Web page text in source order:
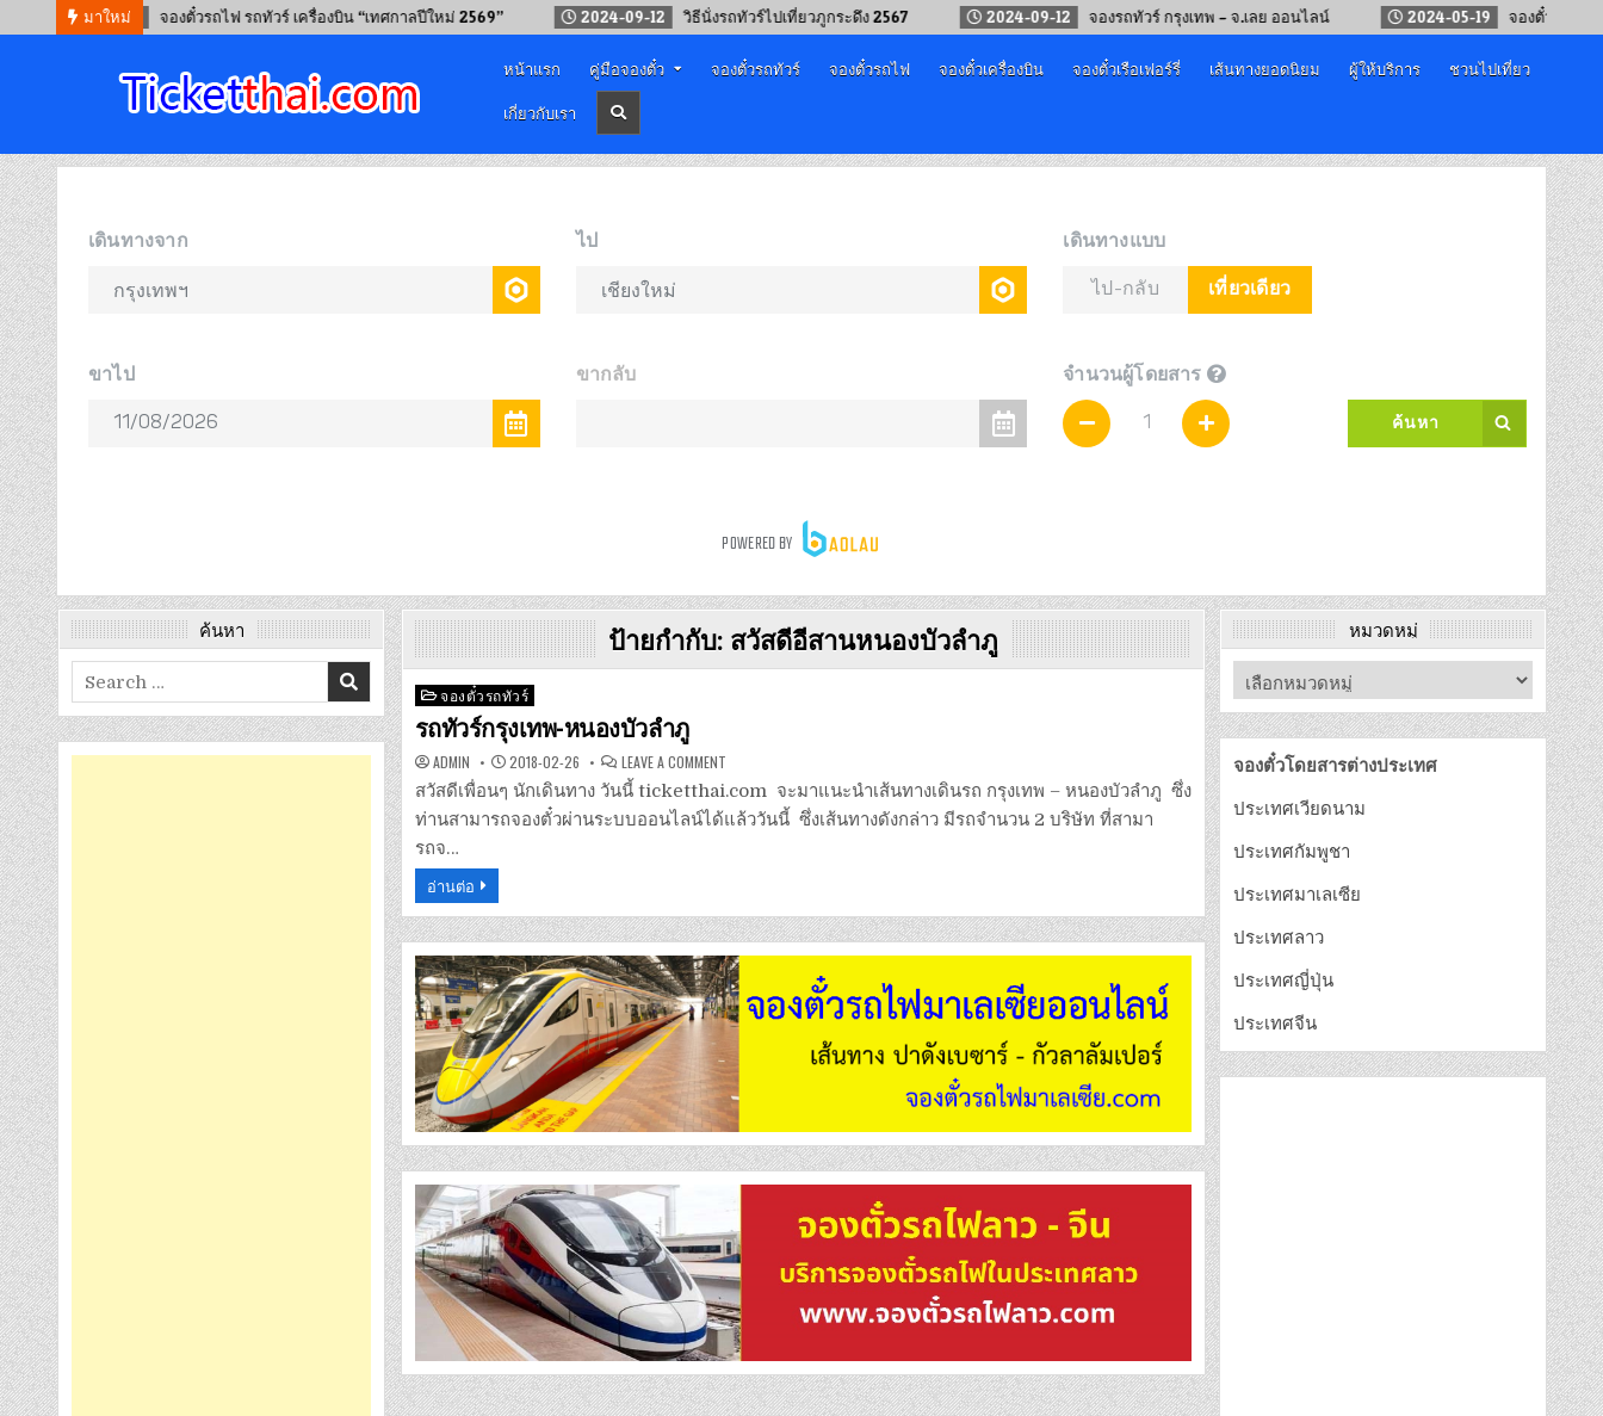
มาใหม่
2025-11-04 จองตั๋วรถไฟ รถทัวร์ เครื่องบิน “เทศกาลปีใหม่ 2569” 2024-09-12 วิธีนั่งรถทัวร์ไปเที่ยวภูกระดึง 2567 2024-09-12 จองรถทัวร์ กรุงเทพ – จ.เลย ออนไลน์ 2024-05-19 จองตั๋วรถไฟจีน คุนหมิ
จองตั๋วออนไลน์
หน้าแรก คู่มือจองตั๋ว จองตั๋วรถทัวร์ จองตั๋วรถไฟ จองตั๋วเครื่องบิน จองตั๋วเรือเฟอร์รี่ เส้นทางยอดนิยม ผู้ให้บริการ
ชวนไปเที่ยว
เกี่ยวกับเรา
ป้ายกำกับ: สวัสดีอีสานหนองบัวลำภู
Posted
in
จองตั๋วรถทัวร์
รถทัวร์กรุงเทพ-หนองบัวลำภู
ADMIN 2018-02-26 LEAVE A COMMENTON
ทัวร์
กรุงเทพ-
หนองบัวลำภู
สวัสดีเพื่อนๆ นักเดินทาง วันนี้ ticketthai.com จะมาแนะนำเส้นทางเดินรถ กรุงเทพ – หนองบัวลำภู ซึ่ง
ท่านสามารถจองตั๋วผ่านระบบออนไลน์ได้แล้ววันนี้ ซึ่งเส้นทางดังกล่าว มีรถจำนวน 2 บริษัท ที่สามา
รถจ…
อ่านต่อ
ค้นหา
Search
for:
หมวดหมู่
จองตั๋วโดยสารต่างประเทศ
ประเทศเวียดนาม
ประเทศกัมพูชา
ประเทศมาเลเซีย
ประเทศลาว
ประเทศญี่ปุ่น
ประเทศจีน